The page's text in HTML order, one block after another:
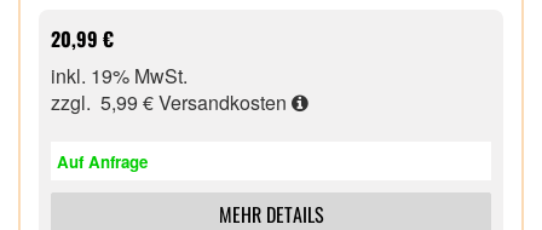
20,99 €
inkl. 19% MwSt.
zzgl. 5,99 €Versandkosten
Auf Anfrage
MEHR DETAILS